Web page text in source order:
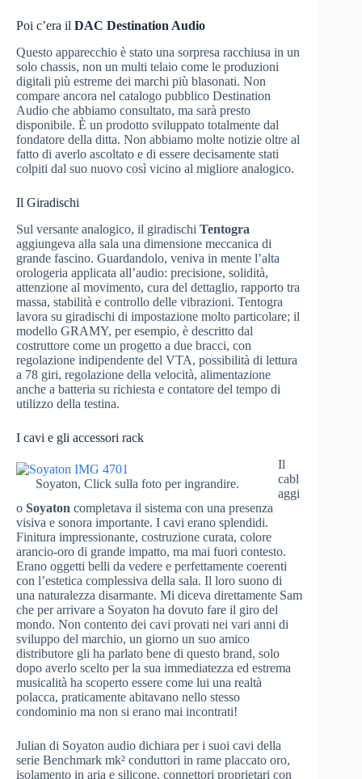
Poi c’era il DAC Destination Audio
Questo apparecchio è stato una sorpresa racchiusa in un
solo chassis, non un multi telaio come le produzioni
digitali più estreme dei marchi più blasonati. Non
compare ancora nel catalogo pubblico Destination
Audio che abbiamo consultato, ma sarà presto
disponibile. È un prodotto sviluppato totalmente dal
fondatore della ditta. Non abbiamo molte notizie oltre al
fatto di averlo ascoltato e di essere decisamente stati
colpiti dal suo nuovo così vicino al migliore analogico.
Il Giradischi
Sul versante analogico, il giradischi Tentogra
aggiungeva alla sala una dimensione meccanica di
grande fascino. Guardandolo, veniva in mente l’alta
orologeria applicata all’audio: precisione, solidità,
attenzione al movimento, cura del dettaglio, rapporto tra
massa, stabilità e controllo delle vibrazioni. Tentogra
lavora su giradischi di impostazione molto particolare; il
modello GRAMY, per esempio, è descritto dal
costruttore come un progetto a due bracci, con
regolazione indipendente del VTA, possibilità di lettura
a 78 giri, regolazione della velocità, alimentazione
anche a batteria su richiesta e contatore del tempo di
utilizzo della testina.
I cavi e gli accessori rack
Soyaton, Click sulla foto per ingrandire.
Il
cabl
aggi
o Soyaton completava il sistema con una presenza
visiva e sonora importante. I cavi erano splendidi.
Finitura impressionante, costruzione curata, colore
arancio-oro di grande impatto, ma mai fuori contesto.
Erano oggetti belli da vedere e perfettamente coerenti
con l’estetica complessiva della sala. Il loro suono di
una naturalezza disarmante. Mi diceva direttamente Sam
che per arrivare a Soyaton ha dovuto fare il giro del
mondo. Non contento dei cavi provati nei vari anni di
sviluppo del marchio, un giorno un suo amico
distributore gli ha parlato bene di questo brand, solo
dopo averlo scelto per la sua immediatezza ed estrema
musicalità ha scoperto essere come lui una realtà
polacca, praticamente abitavano nello stesso
condominio ma non si erano mai incontrati!
Julian di Soyaton audio dichiara per i suoi cavi della
serie Benchmark mk² conduttori in rame placcato oro,
isolamento in aria e silicone, connettori proprietari con